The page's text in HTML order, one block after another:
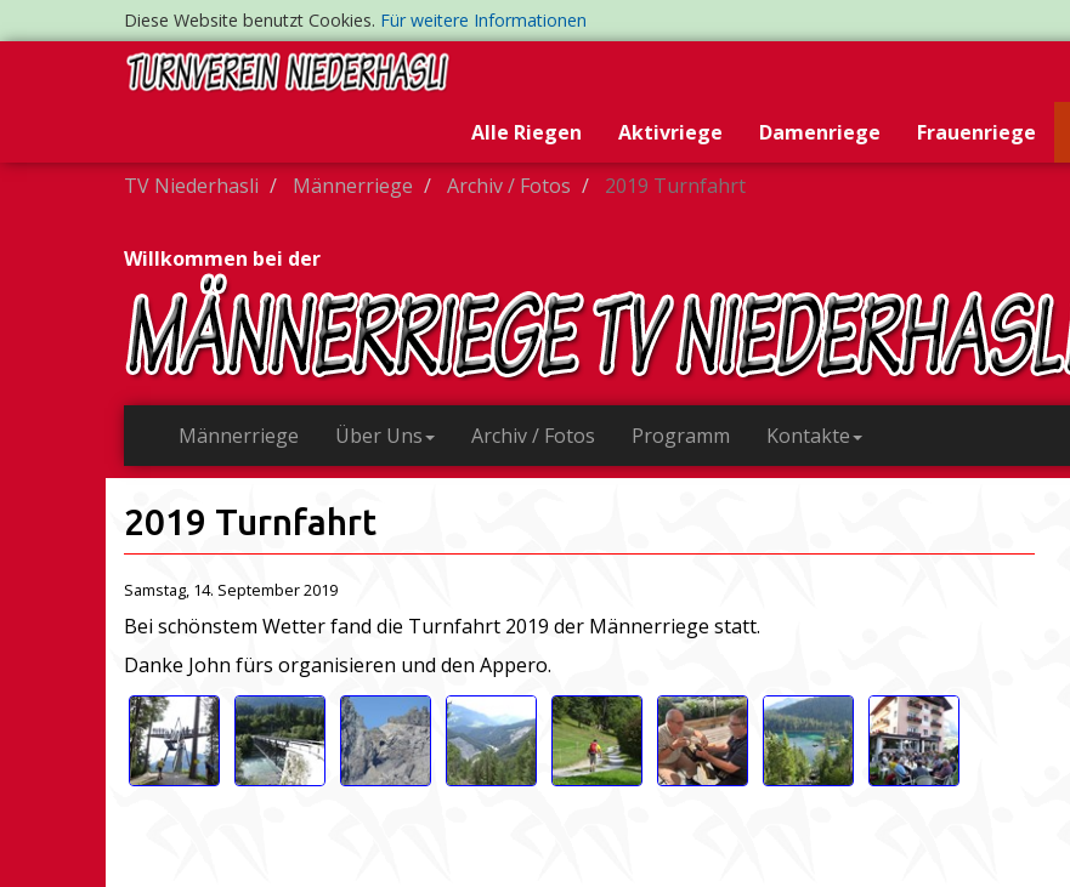
Diese Website benutzt Cookies. Für weitere Informationen
Alle Riegen Aktivriege Damenriege Frauenriege
TV Niederhasli
Männerriege Archiv / Fotos 2019 Turnfahrt
Willkommen bei der
Männerriege Über Uns Archiv / Fotos Programm Kontakte
2019 Turnfahrt
Samstag, 14. September 2019
Bei schönstem Wetter fand die Turnfahrt 2019 der Männerriege statt.
Danke John fürs organisieren und den Appero.